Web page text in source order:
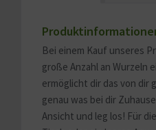
Bei einem Kauf unseres
große Anzahl an Wurzeln
ermöglicht dir das von dir
genau was bei dir
Ansicht und leg los! Für